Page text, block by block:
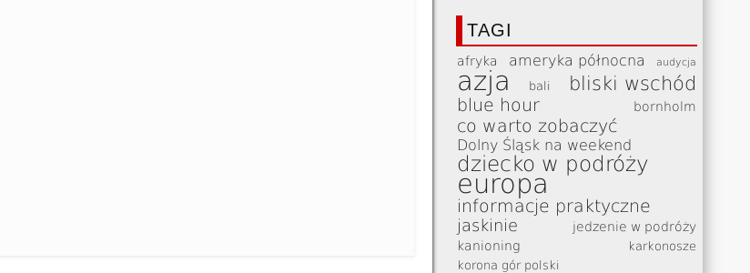
TAGI
afryka ameryka północna audycja
azja bali bliski wschód
blue hour bornholm
co warto zobaczyć
Dolny Śląsk na weekend
dziecko w podróży
europa
informacje praktyczne
jaskinie
jedzenie w podróży
kanioning
karkonosze
korona gór polski